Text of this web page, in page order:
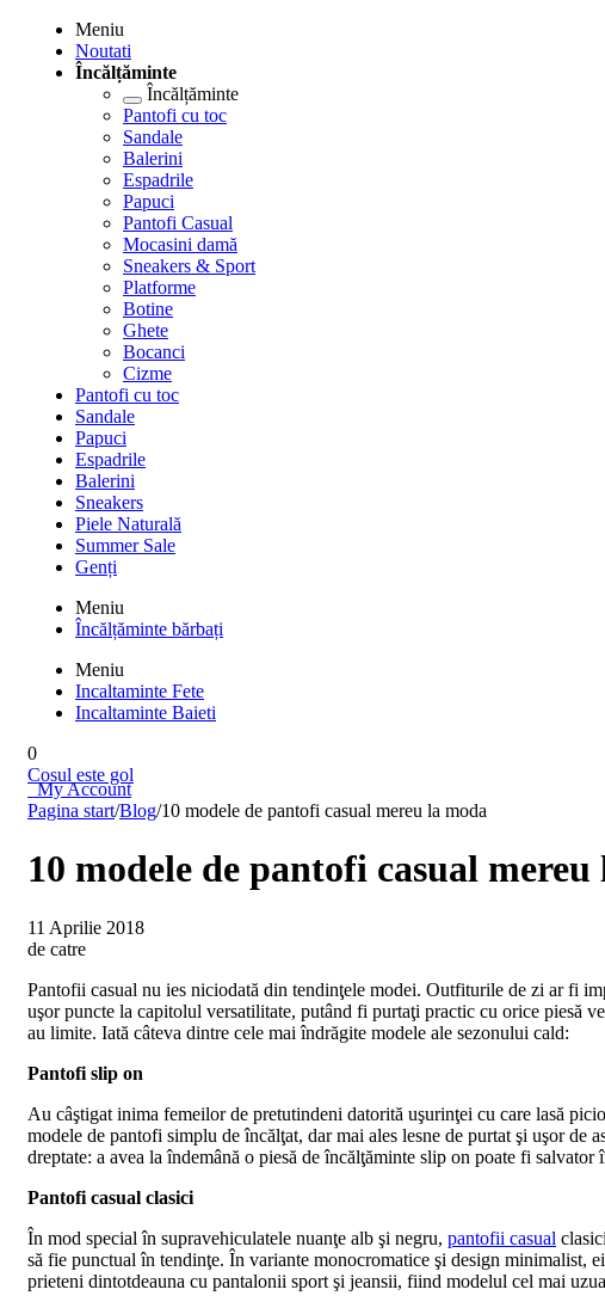
Meniu
Noutati
Încălțăminte
Încălțăminte
Pantofi cu toc
Sandale
Balerini
Espadrile
Papuci
Pantofi Casual
Mocasini damă
Sneakers & Sport
Platforme
Botine
Ghete
Bocanci
Cizme
Pantofi cu toc
Sandale
Papuci
Espadrile
Balerini
Sneakers
Piele Naturală
Summer Sale
Genți
Meniu
Încălțăminte bărbați
Meniu
Incaltaminte Fete
Incaltaminte Baieti
0
Cosul este gol
My Account
Pagina start/Blog/10 modele de pantofi casual mereu la moda
10 modele de pantofi casual mereu
11 Aprilie 2018
de catre
Pantofii casual nu ies niciodată din tendinţele modei. Outfiturile de zi ar fi
uşor puncte la capitolul versatilitate, putând fi purtaţi practic cu orice piesă
au limite. Iată câteva dintre cele mai îndrăgite modele ale sezonului cald:
Pantofi slip on
Au câştigat inima femeilor de pretutindeni datorită uşurinţei cu care lasă
modele de pantofi simplu de încălţat, dar mai ales lesne de purtat şi uşor
dreptate: a avea la îndemână o piesă de încălţăminte slip on poate fi salvator
Pantofi casual clasici
În mod special în supravehiculatele nuanţe alb şi negru, pantofii casual
să fie punctual în tendinţe. În variante monocromatice şi design minimalist,
prieteni dintotdeauna cu pantalonii sport şi jeansii, fiind modelul cel mai